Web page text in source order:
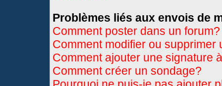
Problèmes liés aux envois de
Comment poster dans un forum?
Comment modifier ou supprimer
Comment ajouter une signature
Comment créer un sondage?